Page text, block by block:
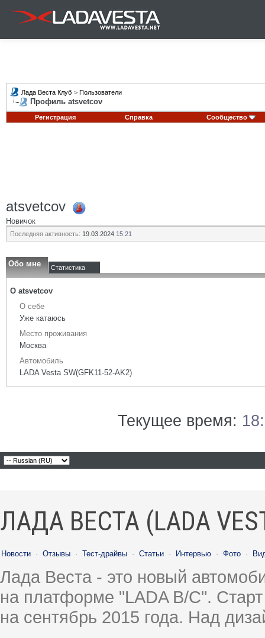
Лада Веста Клуб > Пользователи
Профиль atsvetcov
Регистрация Справка Сообщество
atsvetcov
Новичок
Последняя активность: 19.03.2024 15:21
Обо мне Статистика
О atsvetcov
О себе
Уже катаюсь
Место проживания
Москва
Автомобиль
LADA Vesta SW(GFK11-52-AK2)
Текущее время:
ЛАДА ВЕСТА (LADA
Новости · Отзывы · Тест-драйвы · Статьи · Интервью · Фото ·
Лада Веста - это новый
на платформе "LADA B/C".
на сентябрь 2015 года. Над